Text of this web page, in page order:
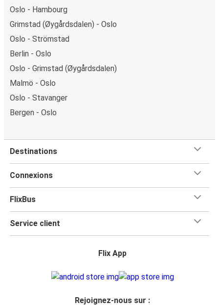
Oslo - Hambourg
Grimstad (Øygårdsdalen) - Oslo
Oslo - Strömstad
Berlin - Oslo
Oslo - Grimstad (Øygårdsdalen)
Malmö - Oslo
Oslo - Stavanger
Bergen - Oslo
Destinations
Connexions
FlixBus
Service client
Flix App
Rejoignez-nous sur :